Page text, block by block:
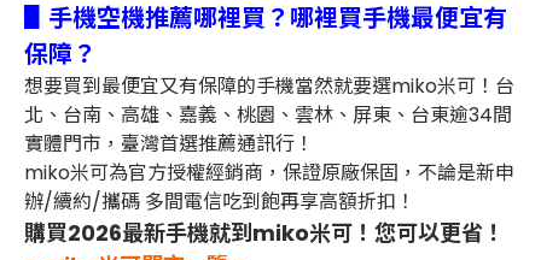
▋手機空機推薦哪裡買？哪裡買手機最便宜有
保障？
想要買到最便宜又有保障的手機當然就要選miko米可！ 台
北、台南、高雄、嘉義、桃園、雲林、屏東、台東逾34間
實體門市，臺灣首選推薦通訊行！
miko米可為官方授權經銷商，保證原廠保固，不論是新申
辦/續約/攜碼 多間電信吃到飽再享高額折扣！
購買2026最新手機就到miko米可！您可以更省！